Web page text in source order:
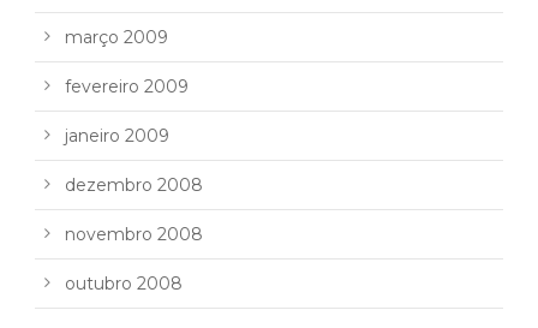
março 2009
fevereiro 2009
janeiro 2009
dezembro 2008
novembro 2008
outubro 2008